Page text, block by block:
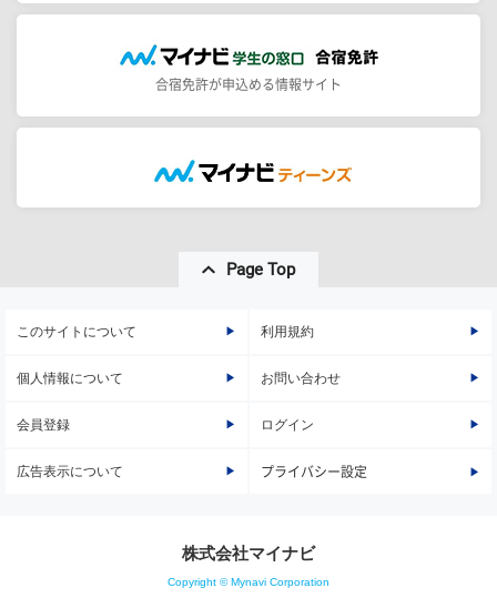
合宿免許が申込める情報サイト
Page Top
このサイトについて 利用規約
個人情報について お問い合わせ
会員登録 ログイン
広告表示について プライバシー設定
株式会社マイナビ
Copyright © Mynavi Corporation